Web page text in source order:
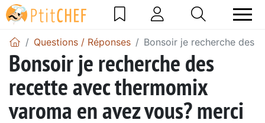
Questions / Réponses Bonsoir je recherche des
Bonsoir je recherche des
recette avec thermomix
varoma en avez vous? merci